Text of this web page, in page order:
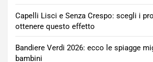
Capelli Lisci e Senza Crespo: scegli i
ottenere questo effetto
Bandiere Verdi 2026: ecco le spiagge
bambini